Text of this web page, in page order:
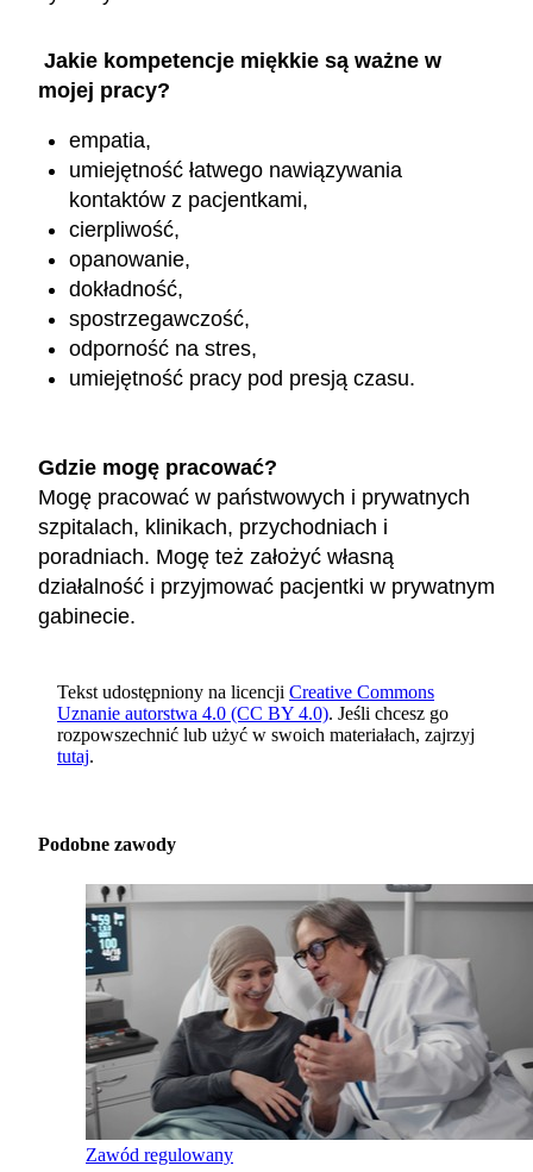
Jakie kompetencje miękkie są ważne w
mojej pracy?
empatia,
umiejętność łatwego nawiązywania
kontaktów z pacjentkami,
cierpliwość,
opanowanie,
dokładność,
spostrzegawczość,
odporność na stres,
umiejętność pracy pod presją czasu.
Gdzie mogę pracować?
Mogę pracować w państwowych i prywatnych
szpitalach, klinikach, przychodniach i
poradniach. Mogę też założyć własną
działalność i przyjmować pacjentki w prywatnym
gabinecie.
Tekst udostępniony na licencji Creative Commons
Uznanie autorstwa 4.0 (CC BY 4.0). Jeśli chcesz go
rozpowszechnić lub użyć w swoich materiałach, zajrzyj
tutaj.
Podobne zawody
Zawód regulowany